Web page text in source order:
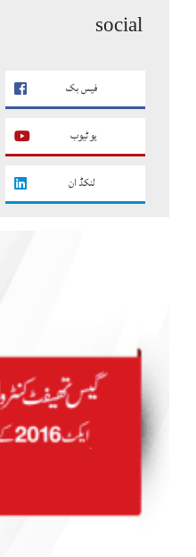
social
فیس بک
یو ٹیوب
لنکڈ ان